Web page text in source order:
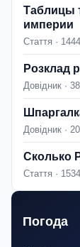
Таблицы
империи
Стаття ·
Розклад
Довідник ·
Довідник ·
Сколько
Стаття ·
Погода